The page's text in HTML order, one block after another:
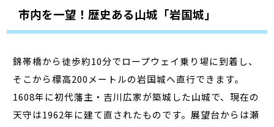
市内を一望！歴史ある山城「岩国城」
錦帯橋から徒歩約10分でロープウェイ乗り場に到着し、
そこから標高200メートルの岩国城へ直行できます。
1608年に初代藩主・吉川広家が築城した山城で、現在の
天守は1962年に建て直されたものです。展望台からは瀬